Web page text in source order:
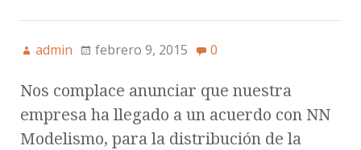
admin febrero 9, 2015 0
Nos complace anunciar que nuestra
empresa ha llegado a un acuerdo con NN
Modelismo, para la distribución de la